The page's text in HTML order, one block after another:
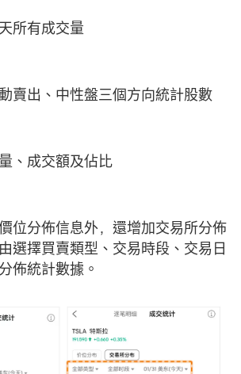
所有成交量
賣出、中性盤三個方向統計股數
、成交額及佔比
位分佈信息外，還增加交易所分佈
選擇買賣類型、交易時段、交易日
佈統計數據。